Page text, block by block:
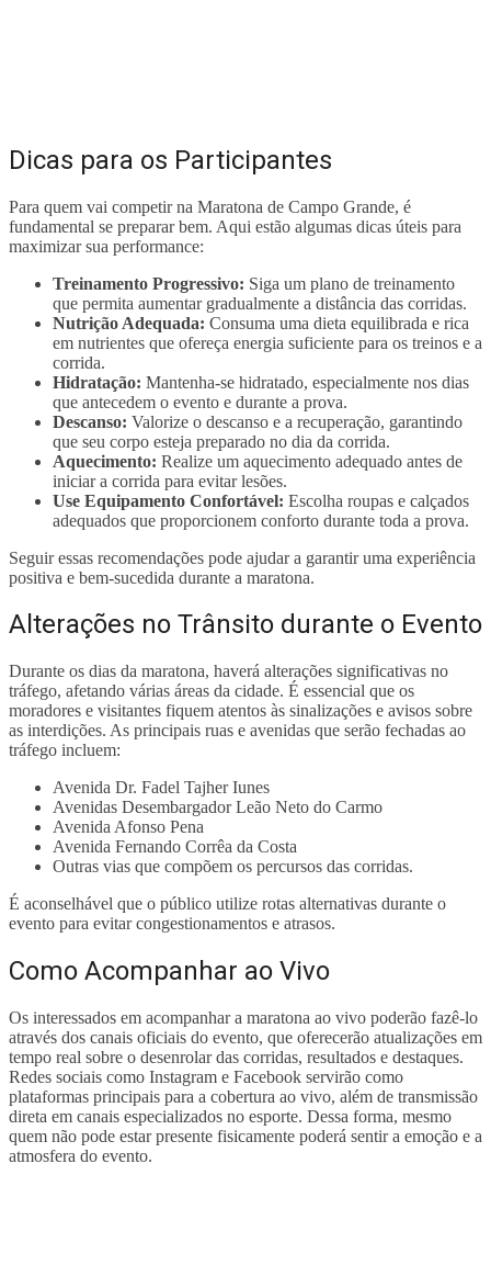
Dicas para os Participantes
Para quem vai competir na Maratona de Campo Grande, é
fundamental se preparar bem. Aqui estão algumas dicas úteis para
maximizar sua performance:
Treinamento Progressivo: Siga um plano de treinamento
que permita aumentar gradualmente a distância das corridas.
Nutrição Adequada: Consuma uma dieta equilibrada e rica
em nutrientes que ofereça energia suficiente para os treinos e a
corrida.
Hidratação: Mantenha-se hidratado, especialmente nos dias
que antecedem o evento e durante a prova.
Descanso: Valorize o descanso e a recuperação, garantindo
que seu corpo esteja preparado no dia da corrida.
Aquecimento: Realize um aquecimento adequado antes de
iniciar a corrida para evitar lesões.
Use Equipamento Confortável: Escolha roupas e calçados
adequados que proporcionem conforto durante toda a prova.
Seguir essas recomendações pode ajudar a garantir uma experiência
positiva e bem-sucedida durante a maratona.
Alterações no Trânsito durante o Evento
Durante os dias da maratona, haverá alterações significativas no
tráfego, afetando várias áreas da cidade. É essencial que os
moradores e visitantes fiquem atentos às sinalizações e avisos sobre
as interdições. As principais ruas e avenidas que serão fechadas ao
tráfego incluem:
Avenida Dr. Fadel Tajher Iunes
Avenidas Desembargador Leão Neto do Carmo
Avenida Afonso Pena
Avenida Fernando Corrêa da Costa
Outras vias que compõem os percursos das corridas.
É aconselhável que o público utilize rotas alternativas durante o
evento para evitar congestionamentos e atrasos.
Como Acompanhar ao Vivo
Os interessados em acompanhar a maratona ao vivo poderão fazê-lo
através dos canais oficiais do evento, que oferecerão atualizações em
tempo real sobre o desenrolar das corridas, resultados e destaques.
Redes sociais como Instagram e Facebook servirão como
plataformas principais para a cobertura ao vivo, além de transmissão
direta em canais especializados no esporte. Dessa forma, mesmo
quem não pode estar presente fisicamente poderá sentir a emoção e a
atmosfera do evento.